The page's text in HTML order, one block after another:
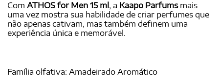
Com ATHOS for Men 15 ml , a Kaapo Parfumsmais
uma vez mostra sua habilidade de criar perfumes que
não apenas cativam, mas também definem uma
experiência única e memorável.
Família olfativa: Amadeirado Aromático